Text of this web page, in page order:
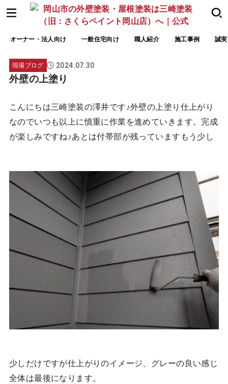
オーナー・法人向け 一般住宅向け 職人紹介 施工事例 誠
現場ブログ 2024.07.30
外壁の上塗り
こんにちは三崎塗装の澤井です♪外壁の上塗り仕上がり
なのでいつも以上に慎重に作業を進めていきます。完成
が楽しみですね♪あとは付帯部が残っていますもう少し
少しだけですが仕上がりのイメージ、グレーの良い感じ
全体は最後になります。